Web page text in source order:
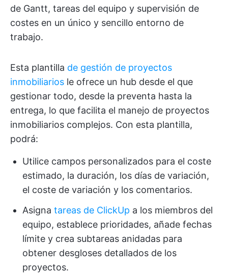
de Gantt, tareas del equipo y supervisión de
costes en un único y sencillo entorno de
trabajo.
Esta plantilla de gestión de proyectos
inmobiliarios le ofrece un hub desde el que
gestionar todo, desde la preventa hasta la
entrega, lo que facilita el manejo de proyectos
inmobiliarios complejos. Con esta plantilla,
podrá:
Utilice campos personalizados para el coste
estimado, la duración, los días de variación,
el coste de variación y los comentarios.
Asigna tareas de ClickUp a los miembros del
equipo, establece prioridades, añade fechas
límite y crea subtareas anidadas para
obtener desgloses detallados de los
proyectos.